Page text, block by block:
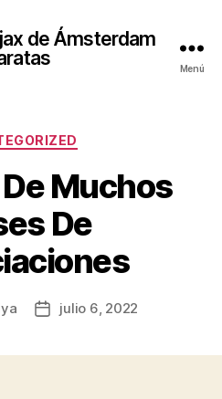
de Ámsterdam
Menú
Categorías
Muchos
De
Fechajulio 6, 2022